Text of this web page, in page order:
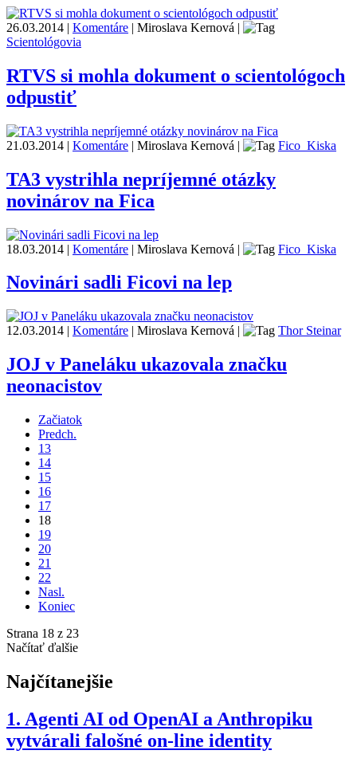
26.03.2014 | Komentáre | Miroslava Kernová |
Scientológovia
RTVS si mohla dokument o scientológoch
odpustiť
21.03.2014 | Komentáre | Miroslava Kernová | Fico_Kiska
TA3 vystrihla nepríjemné otázky
novinárov na Fica
18.03.2014 | Komentáre | Miroslava Kernová | Fico_Kiska
Novinári sadli Ficovi na lep
12.03.2014 | Komentáre | Miroslava Kernová | Thor Steinar
JOJ v Paneláku ukazovala značku
neonacistov
Začiatok
Predch.
13
14
15
16
17
18
19
20
21
22
Nasl.
Koniec
Strana 18 z 23
Načítať ďalšie
Najčítanejšie
1. Agenti AI od OpenAI a Anthropiku
vytvárali falošné on-line identity